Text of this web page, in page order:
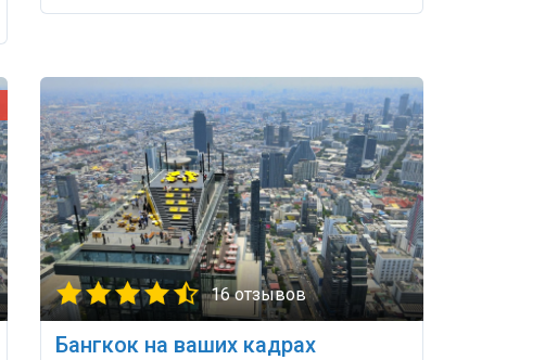
16 отзывов
Бангкок на ваших кадрах